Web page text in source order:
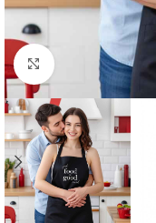
Click to enlarge